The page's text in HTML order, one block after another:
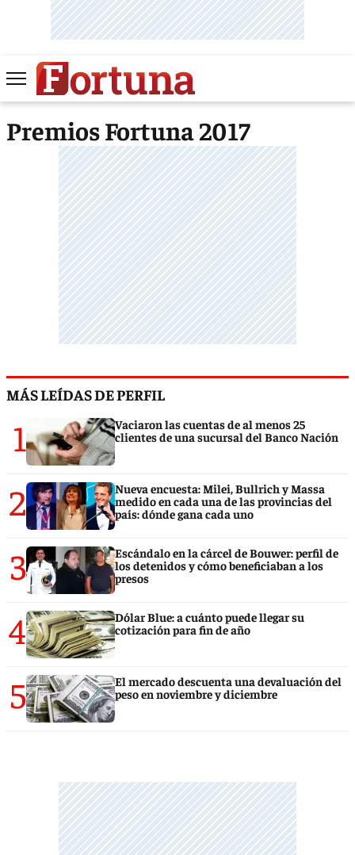
Premios Fortuna 2017
MÁS LEÍDAS DE PERFIL
1
Vaciaron las cuentas de al menos 25
clientes de una sucursal del Banco Nación
2
Nueva encuesta: Milei, Bullrich y Massa
medido en cada una de las provincias del
país: dónde gana cada uno
3
Escándalo en la cárcel de Bouwer: perfil de
los detenidos y cómo beneficiaban a los
presos
4
Dólar Blue: a cuánto puede llegar su
cotización para fin de año
5
El mercado descuenta una devaluación del
peso en noviembre y diciembre